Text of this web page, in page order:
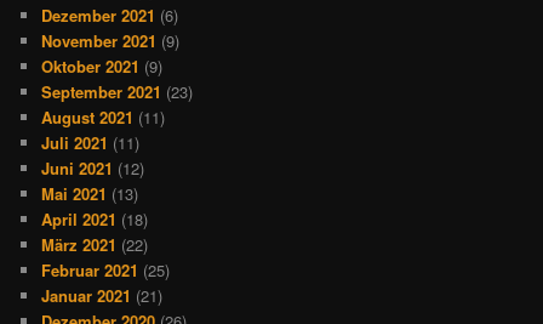
Dezember 2021 (6)
November 2021 (9)
Oktober 2021 (9)
September 2021 (23)
August 2021 (11)
Juli 2021 (11)
Juni 2021 (12)
Mai 2021 (13)
April 2021 (18)
März 2021 (22)
Februar 2021 (25)
Januar 2021 (21)